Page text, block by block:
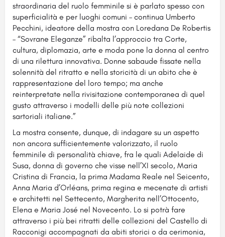
straordinaria del ruolo femminile si è parlato spesso con
superficialità e per luoghi comuni – continua Umberto
Pecchini, ideatore della mostra con Loredana De Robertis
– “Sovrane Eleganze” ribalta l’approccio tra Corte,
cultura, diplomazia, arte e moda pone la donna al centro
di una rilettura innovativa. Donne sabaude fissate nella
solennità del ritratto e nella storicità di un abito che è
rappresentazione del loro tempo; ma anche
reinterpretate nella rivisitazione contemporanea di quel
gusto attraverso i modelli delle più note collezioni
sartoriali italiane.”
La mostra consente, dunque, di indagare su un aspetto
non ancora sufficientemente valorizzato, il ruolo
femminile di personalità chiave, fra le quali Adelaide di
Susa, donna di governo che visse nell’XI secolo, Maria
Cristina di Francia, la prima Madama Reale nel Seicento,
Anna Maria d’Orléans, prima regina e mecenate di artisti
e architetti nel Settecento, Margherita nell’Ottocento,
Elena e Maria José nel Novecento. Lo si potrà fare
attraverso i più bei ritratti delle collezioni del Castello di
Racconigi accompagnati da abiti storici o da cerimonia,